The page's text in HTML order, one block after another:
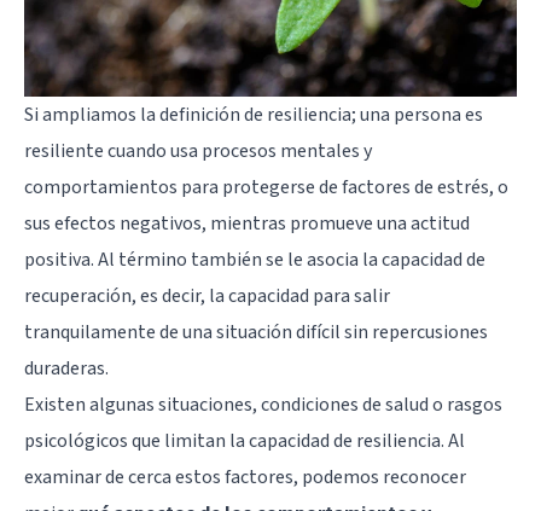
Si ampliamos la definición de resiliencia; una persona es
resiliente cuando usa procesos mentales y
comportamientos para protegerse de factores de estrés, o
sus efectos negativos, mientras promueve una actitud
positiva. Al término también se le asocia la capacidad de
recuperación, es decir, la capacidad para salir
tranquilamente de una situación difícil sin repercusiones
duraderas.
Existen algunas situaciones, condiciones de salud o rasgos
psicológicos que limitan la capacidad de resiliencia. Al
examinar de cerca estos factores, podemos reconocer